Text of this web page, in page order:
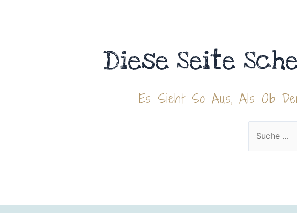
Diese Seite
Es Sieht So Aus, Als Ob